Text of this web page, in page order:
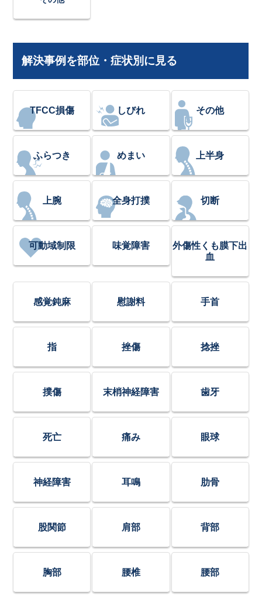
解決事例を部位・症状別に見る
TFCC損傷 しびれ その他
ふらつき めまい 上半身
上腕 全身打撲 切断
可動域制限 味覚障害
外傷性くも膜下出
血
感覚鈍麻 慰謝料 手首
指 挫傷 捻挫
撲傷 末梢神経障害 歯牙
死亡 痛み 眼球
神経障害 耳鳴 肋骨
股関節 肩部 背部
胸部 腰椎 腰部